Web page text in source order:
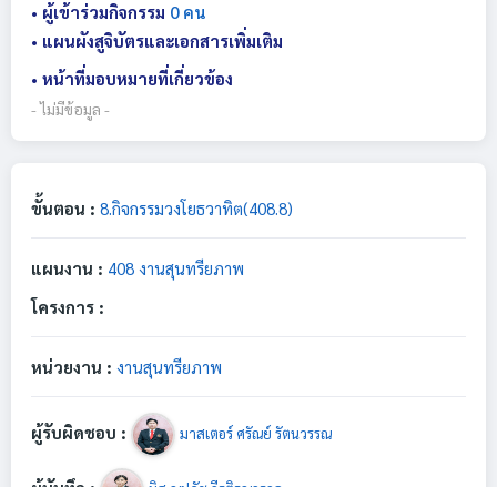
• ผู้เข้าร่วมกิจกรรม 0 คน
• แผนผังสูจิบัตรและเอกสารเพิ่มเติม
• หน้าที่มอบหมายที่เกี่ยวข้อง
- ไม่มีข้อมูล -
ขั้นตอน : 8.กิจกรรมวงโยธวาทิต(408.8)
แผนงาน : 408 งานสุนทรียภาพ
โครงการ :
หน่วยงาน : งานสุนทรียภาพ
ผู้รับผิดชอบ : มาสเตอร์ ศรัณย์ รัตนวรรณ